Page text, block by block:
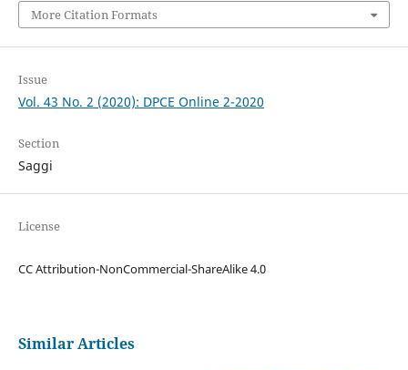
More Citation Formats
Issue
Vol. 43 No. 2 (2020): DPCE Online 2-2020
Section
Saggi
License
CC Attribution-NonCommercial-ShareAlike 4.0
Similar Articles